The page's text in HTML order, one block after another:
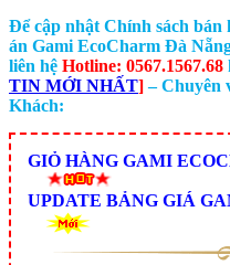
Để cập nhật Chính sách bán
án Gami EcoCharm Đà
liên hệ Hotline: 0567.1567.68
TIN MỚI NHẤT]– Chuyên
Khách:
GIỎ HÀNG GAMI
UPDATE BẢNG GIÁ